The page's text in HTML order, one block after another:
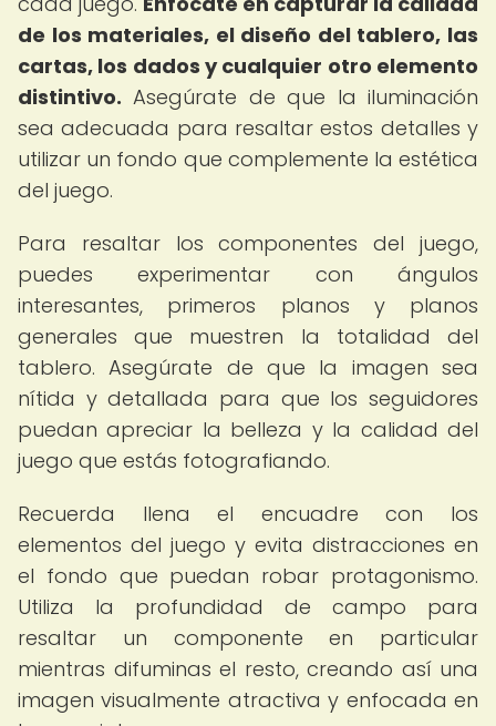
de los materiales, el diseño del tablero, las
cartas, los dados y cualquier otro elemento
distintivo. Asegúrate de que la iluminación
sea adecuada para resaltar estos detalles y
utilizar un fondo que complemente la estética
del juego.
Para resaltar los componentes del juego,
puedes experimentar con ángulos
interesantes, primeros planos y planos
generales que muestren la totalidad del
tablero. Asegúrate de que la imagen sea
nítida y detallada para que los seguidores
puedan apreciar la belleza y la calidad del
juego que estás fotografiando.
Recuerda llena el encuadre con los
elementos del juego y evita distracciones en
el fondo que puedan robar protagonismo.
Utiliza la profundidad de campo para
resaltar un componente en particular
mientras difuminas el resto, creando así una
imagen visualmente atractiva y enfocada en